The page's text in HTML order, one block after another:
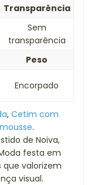
Transparência
Sem
transparência
Peso
Encorpado
, Cetim com
.
de Noiva,
festa em
que valorizem
visual.